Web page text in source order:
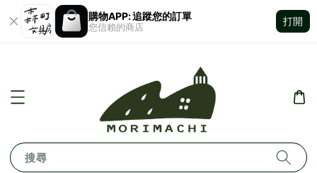
購物APP: 追蹤您的訂單
您信賴的商店
打開
搜尋